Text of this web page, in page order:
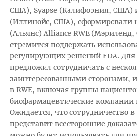
США), Syapse (Калифорния, США)
(Иллинойс, США), сформировали
(Альянс) Alliance RWE
стремится поддержать
регулирующих решений FDA. Для
предложил сотрудничать с
заинтересованными сторонами,
в RWE, включая группы
биофармацевтические компании
Ожидается, что сотрудничество в
представит всесторонние